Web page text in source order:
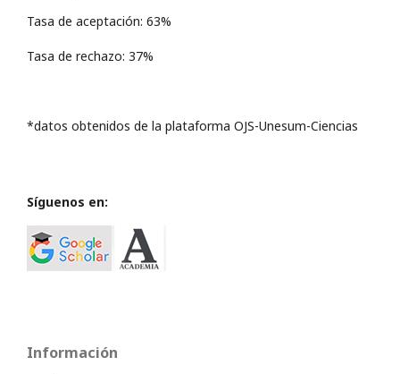
Tasa de aceptación: 63%
Tasa de rechazo: 37%
*datos obtenidos de la plataforma OJS-Unesum-Ciencias
Síguenos en:
Información